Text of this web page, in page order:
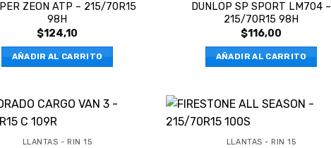
ZEON ATP – 215/70R15
98H
$124,10
AÑADIR AL CARRITO
DUNLOP SP SPORT LM704 –
215/70R15 98H
$116,00
AÑADIR AL CARRITO
LLANTAS - RIN 15 LLANTAS - RIN 15